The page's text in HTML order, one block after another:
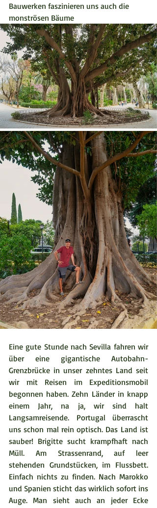
Bauwerken faszinieren uns auch die
monströsen Bäume
Eine gute Stunde nach Sevilla fahren wir
über eine gigantische Autobahn-
Grenzbrücke in unser zehntes Land seit
wir mit Reisen im Expeditionsmobil
begonnen haben. Zehn Länder in knapp
einem Jahr, na ja, wir sind halt
Langsamreisende. Portugal überrascht
uns schon mal rein optisch. Das Land ist
sauber! Brigitte sucht krampfhaft nach
Müll. Am Strassenrand, auf leer
stehenden Grundstücken, im Flussbett.
Einfach nichts zu finden. Nach Marokko
und Spanien sticht das wirklich sofort ins
Auge. Man sieht auch an jeder Ecke